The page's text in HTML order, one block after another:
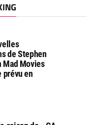
de Stephen
Mad Movies
prévu en